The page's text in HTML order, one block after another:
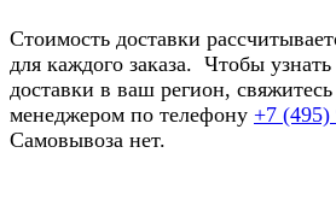
Стоимость доставки
для каждого заказа. Чтобы
доставки в ваш регион,
менеджером по телефону +7 (495)
Самовывоза нет.